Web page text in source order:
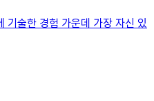
기술한 경험 가운데 가장 자신 있